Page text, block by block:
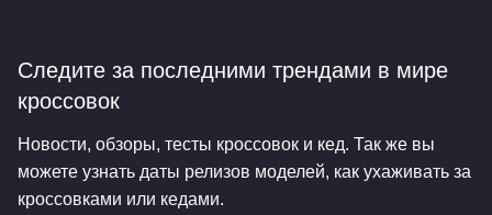
Следите за последними трендами в мире
кроссовок
Новости, обзоры, тесты кроссовок и кед. Так же вы
можете узнать даты релизов моделей, как ухаживать за
кроссовками или кедами.